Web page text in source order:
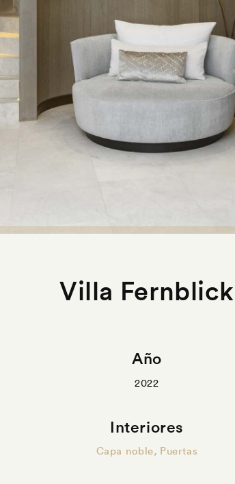
Villa Fernblick
Año
2022
Interiores
Capa noble, Puertas